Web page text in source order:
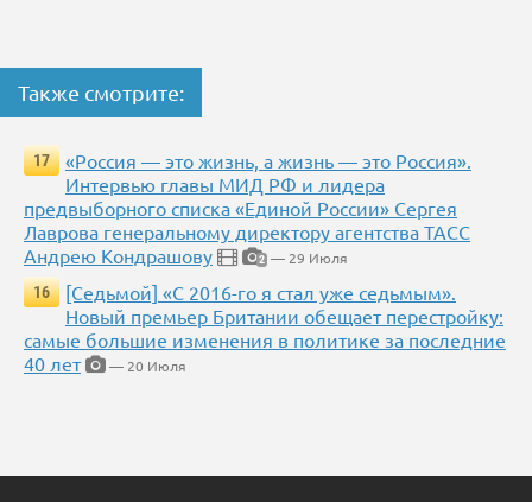
Также смотрите:
17
«Россия — это жизнь, а жизнь — это Россия».
Интервью главы МИД РФ и лидера
предвыборного списка «Единой России» Сергея
Лаврова генеральному директору агентства ТАСС
Андрею Кондрашову
2 — 29 Июля
16
[Седьмой] «С 2016-го я стал уже седьмым».
Новый премьер Британии обещает перестройку:
самые большие изменения в политике за последние
40 лет
— 20 Июля